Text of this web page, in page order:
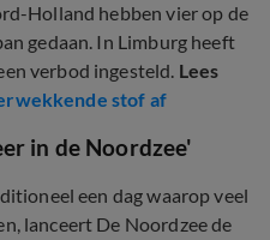
Holland hebben vier op de
gedaan. In Limburg heeft
verbod ingesteld. Lees
stof af
in de Noordzee'
een dag waarop veel
lanceert De Noordzee de